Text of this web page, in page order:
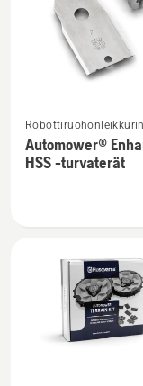
lisätietoja
tuotteesta
Automower®
turvaterät
Automower®
HSS -turvaterät